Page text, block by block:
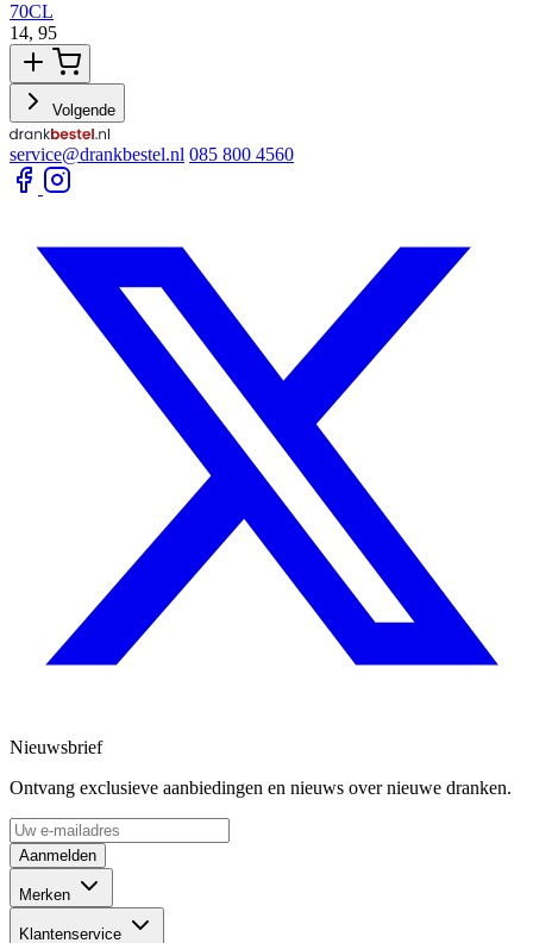
70CL
14, 95
Volgende
service@drankbestel.nl 085 800 4560
Nieuwsbrief
Ontvang exclusieve aanbiedingen en nieuws over nieuwe dranken.
Aanmelden
Merken
Klantenservice